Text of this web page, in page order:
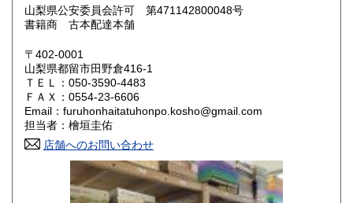
鳥取県 800円 島根県
岡山県
山口県 800円
香川県 800円 愛媛県
高知県 800円
800円 長崎県
山梨県公安委員会許可 第471142800048号
書籍商 古本配達本舗
〒402-0001
山梨県都留市田野倉416-1
ＴＥＬ：050-3590-4483
ＦＡＸ：0554-23-6606
Email：furuhonhaitatuhonpo.kosho@gmail.com
担当者：檜垣圭佑
店舗へのお問い合わせ